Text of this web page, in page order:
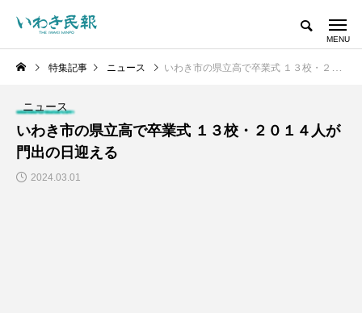
特集記事 ニュース いわき市の県立高で卒業式 １３校・２０１４人が門出の日迎える
ニュース
いわき市の県立高で卒業式 １３校・２０１４人が
門出の日迎える
2024.03.01